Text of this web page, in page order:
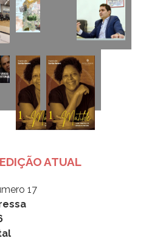
ATUAL
17